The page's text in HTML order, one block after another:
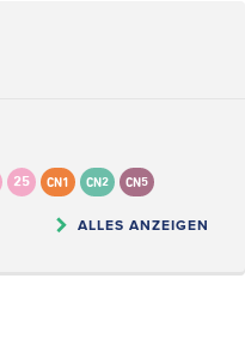
25 CN1 CN2 CN5
ALLES ANZEIGEN